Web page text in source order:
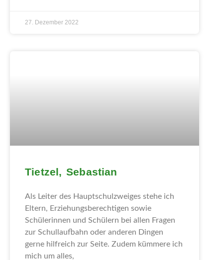
27. Dezember 2022
Tietzel, Sebastian
Als Leiter des Hauptschulzweiges stehe ich
Eltern, Erziehungsberechtigen sowie
Schülerinnen und Schülern bei allen Fragen
zur Schullaufbahn oder anderen Dingen
gerne hilfreich zur Seite. Zudem kümmere ich
mich um alles,